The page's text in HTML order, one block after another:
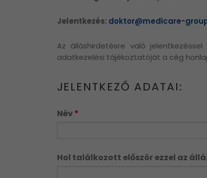
Jelentkezés:doktor@medicare-
Az álláshirdetésre való
adatkezelési tájékoztatóját a cég
JELENTKEZŐ ADATAI:
Név*
Hol találkozott először ezzel az